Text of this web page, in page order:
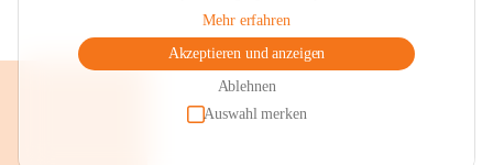
Mehr erfahren
Akzeptieren und anzeigen
Ablehnen
Auswahl merken